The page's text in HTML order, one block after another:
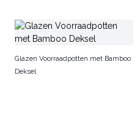
Glazen Voorraadpotten met Bamboo
Deksel